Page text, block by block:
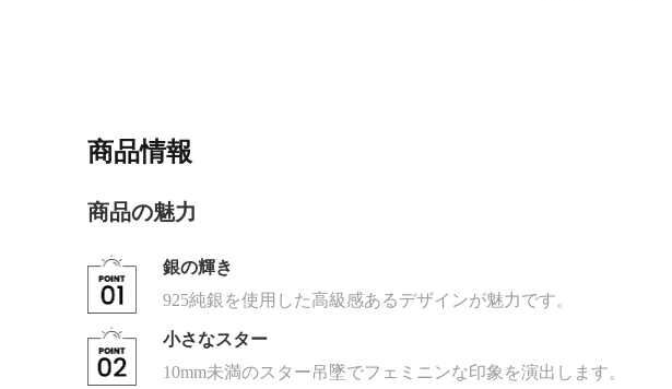
商品情報
商品の魅力
銀の輝き
925純銀を使用した高級感あるデザインが魅力です。
小さなスター
10mm未満のスター吊墜でフェミニンな印象を演出します。